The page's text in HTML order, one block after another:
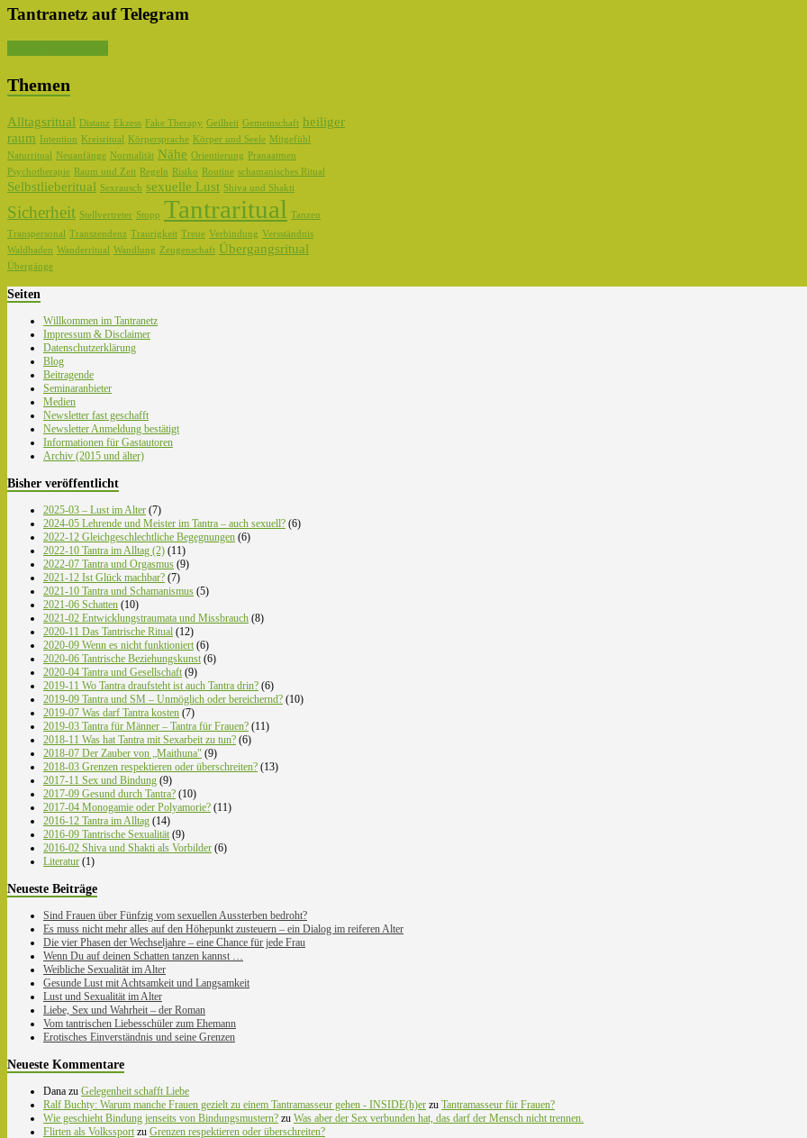
Tantranetz auf Telegram
Themen
Alltagsritual Distanz Ekzess Fake Therapy Geilheit Gemeinschaft heiliger
raum
Intention Kreisritual Körpersprache Körper und Seele Mitgefühl
Naturritual Neuanfänge Normalität Nähe Orientierung
Pranaatmen
Psychotherapie Raum und Zeit Regeln Risiko Routine schamanisches Ritual
Selbstlieberitual Sexrausch sexuelle Lust Shiva und Shakti
Sicherheit Stellvertreter Stopp Tantraritual Tanzen
Transpersonal Transzendenz Traurigkeit Treue Verbindung Versständnis
Waldbaden Wanderritual Wandlung Zeugenschaft Übergangsritual
Übergänge
Seiten
Willkommen im Tantranetz
Impressum & Disclaimer
Datenschutzerklärung
Blog
Beitragende
Seminaranbieter
Medien
Newsletter fast geschafft
Newsletter Anmeldung bestätigt
Informationen für Gastautoren
Archiv (2015 und älter)
Bisher veröffentlicht
2025-03 – Lust im Alter (7)
2024-05 Lehrende und Meister im Tantra – auch sexuell? (6)
2022-12 Gleichgeschlechtliche Begegnungen (6)
2022-10 Tantra im Alltag (2) (11)
2022-07 Tantra und Orgasmus (9)
2021-12 Ist Glück machbar? (7)
2021-10 Tantra und Schamanismus (5)
2021-06 Schatten (10)
2021-02 Entwicklungstraumata und Missbrauch (8)
2020-11 Das Tantrische Ritual (12)
2020-09 Wenn es nicht funktioniert (6)
2020-06 Tantrische Beziehungskunst (6)
2020-04 Tantra und Gesellschaft (9)
2019-11 Wo Tantra draufsteht ist auch Tantra drin? (6)
2019-09 Tantra und SM – Unmöglich oder bereichernd? (10)
2019-07 Was darf Tantra kosten (7)
2019-03 Tantra für Männer – Tantra für Frauen? (11)
2018-11 Was hat Tantra mit Sexarbeit zu tun? (6)
2018-07 Der Zauber von „Maithuna" (9)
2018-03 Grenzen respektieren oder überschreiten? (13)
2017-11 Sex und Bindung (9)
2017-09 Gesund durch Tantra? (10)
2017-04 Monogamie oder Polyamorie? (11)
2016-12 Tantra im Alltag (14)
2016-09 Tantrische Sexualität (9)
2016-02 Shiva und Shakti als Vorbilder (6)
Literatur (1)
Neueste Beiträge
Sind Frauen über Fünfzig vom sexuellen Aussterben bedroht?
Es muss nicht mehr alles auf den Höhepunkt zusteuern – ein Dialog im reiferen Alter
Die vier Phasen der Wechseljahre – eine Chance für jede Frau
Wenn Du auf deinen Schatten tanzen kannst …
Weibliche Sexualität im Alter
Gesunde Lust mit Achtsamkeit und Langsamkeit
Lust und Sexualität im Alter
Liebe, Sex und Wahrheit – der Roman
Vom tantrischen Liebesschüler zum Ehemann
Erotisches Einverständnis und seine Grenzen
Neueste Kommentare
Dana zu Gelegenheit schafft Liebe
Ralf Buchty: Warum manche Frauen gezielt zu einem Tantramasseur gehen - INSIDE(h)er zu Tantramasseur für Frauen?
Wie geschieht Bindung jenseits von Bindungsmustern? zu Was aber der Sex verbunden hat, das darf der Mensch nicht trennen.
Flirten als Volkssport zu Grenzen respektieren oder überschreiten?